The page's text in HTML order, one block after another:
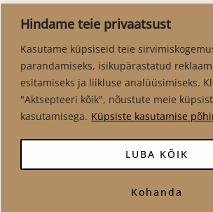
Hindame teie privaatsust
Kasutame küpsiseid teie
parandamiseks, isikupärastatud
esitamiseks ja liikluse analüüsimiseks.
"Aktsepteeri kõik", nõustute meie
kasutamisega. Küpsiste kasutamise
Kohanda
LUBA KÕIK